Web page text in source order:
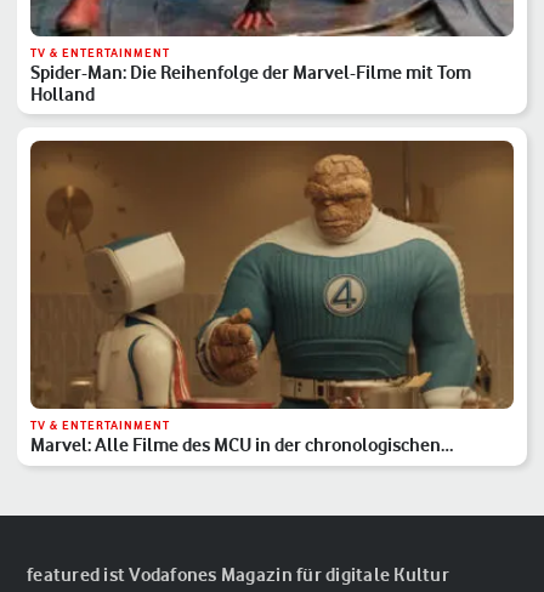
TV & ENTERTAINMENT
Spider-Man: Die Reihenfolge der Marvel-Filme mit Tom
Holland
TV & ENTERTAINMENT
Marvel: Alle Filme des MCU in der chronologischen
Reihenfolge
featured ist Vodafones Magazin für digitale Kultur